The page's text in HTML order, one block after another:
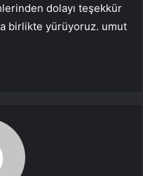
dolayı teşekkür
birlikte yürüyoruz. umut